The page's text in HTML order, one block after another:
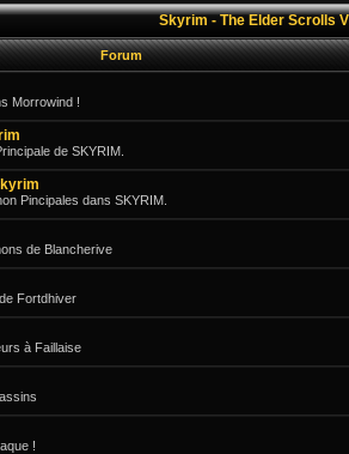
Skyrim - The Elder Scrolls V
Forum
Morrowind !
de SKYRIM.
Pincipales dans SKYRIM.
de Blancherive
Fortdhiver
à Faillaise
!